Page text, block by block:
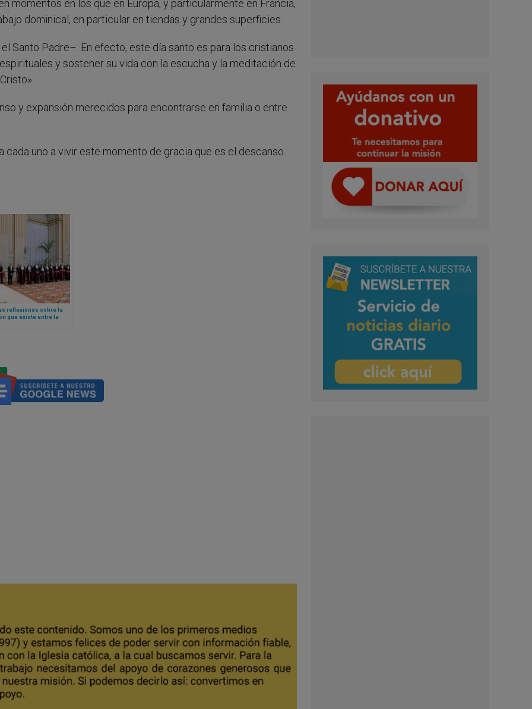
momentos en los que en Europa, y particularmente en Francia,
dominical, en particular en tiendas y grandes superficies.
Santo Padre–. En efecto, este día santo es para los cristianos
y sostener su vida con la escucha y la meditación de
y expansión merecidos para encontrarse en familia o entre
cada uno a vivir este momento de gracia que es el descanso
reflexiones sobre la
que existe entre la